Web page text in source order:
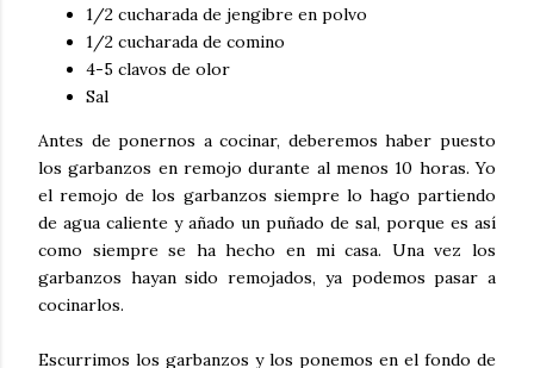
1/2 cucharada de jengibre en polvo
1/2 cucharada de comino
4-5 clavos de olor
Sal
Antes de ponernos a cocinar, deberemos haber puesto
los garbanzos en remojo durante al menos 10 horas. Yo
el remojo de los garbanzos siempre lo hago partiendo
de agua caliente y añado un puñado de sal, porque es así
como siempre se ha hecho en mi casa. Una vez los
garbanzos hayan sido remojados, ya podemos pasar a
cocinarlos.
Escurrimos los garbanzos y los ponemos en el fondo de